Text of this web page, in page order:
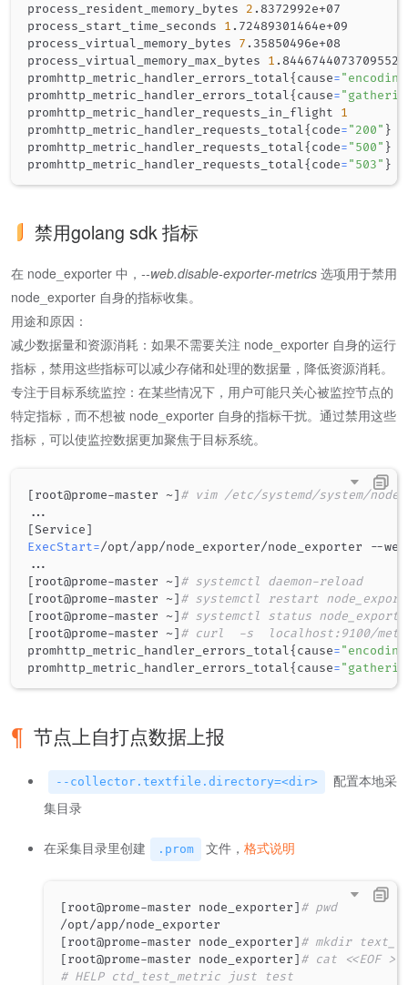
process_resident_memory_bytes 2 .8372992e+07
process_start_time_seconds 1 .72489301464e+09
process_virtual_memory_bytes 7 .35850496e+08
process_virtual_memory_max_bytes 1
promhttp_metric_handler_errors_total{cause=
promhttp_metric_handler_errors_total{cause=
promhttp_metric_handler_requests_in_flight 1
promhttp_metric_handler_requests_total{code="200" }
promhttp_metric_handler_requests_total{code="500" }
promhttp_metric_handler_requests_total{code="503" }
禁用golang sdk 指标
在 node_exporter 中， --web.disable-exporter-metrics 选项用于禁用
node_exporter 自身的指标收集。
用途和原因：
减少数据量和资源消耗：如果不需要关注 node_exporter 自身的运行
指标，禁用这些指标可以减少存储和处理的数据量，降低资源消耗。
专注于目标系统监控：在某些情况下，用户可能只关心被监控节点的
特定指标，而不想被 node_exporter 自身的指标干扰。通过禁用这些
指标，可以使监控数据更加聚焦于目标系统。
[root@prome-master ~] # vim /etc/systemd/system/
..
[Service]
ExecStart=
..
[root@prome-master ~] # systemctl daemon-reload
[root@prome-master ~] # systemctl restart
[root@prome-master ~] # systemctl status
[root@prome-master ~] # curl  -s  localhost:9100/
promhttp_metric_handler_errors_total{ cause=
promhttp_metric_handler_errors_total{ cause=
节点上自打点数据上报
--collector.textfile.directory=<dir>
配置本地采
集目录
在采集目录里创建 .prom 文件， 格式说明
[root@prome-master node_exporter] # pwd
[root@prome-master node_exporter] # mkdir
[root@prome-master node_exporter] # cat <<EOF
# HELP ctd_test_metric just test